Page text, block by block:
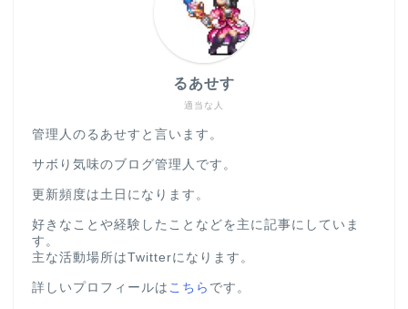
適当な人
るあせす
管理人のるあせすと言います。
サボり気味のブログ管理人です。
更新頻度は土日になります。
好きなことや経験したことなどを主に記事にしていま
す。
主な活動場所はTwitterになります。
詳しいプロフィールは こちら です。